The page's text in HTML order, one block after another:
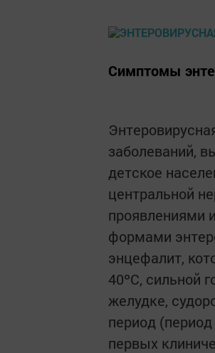
Симптомы
заболеваний,
детское
центральной
проявлениями
формами
энцефалит,
40ºС, сильной
желудке,
период
первых